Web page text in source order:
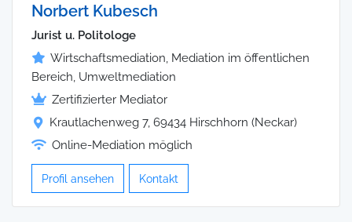
Norbert Kubesch
Jurist u. Politologe
Wirtschaftsmediation, Mediation im öffentlichen
Bereich, Umweltmediation
Zertifizierter Mediator
Krautlachenweg 7, 69434 Hirschhorn (Neckar)
Online-Mediation möglich
Profil ansehen Kontakt